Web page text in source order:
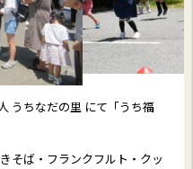
うちなだの里 にて「うち福
そば・フランクフルト・クッ